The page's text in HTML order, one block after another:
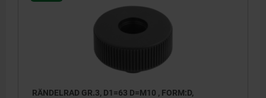
RÄNDELRAD GR.3, D1=63 D=M10 , FORM:D,